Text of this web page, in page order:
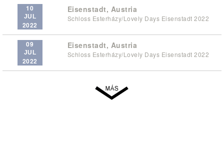
10
JUL
2022
Eisenstadt, Austria
Schloss Esterházy/Lovely Days Eisenstadt 2022
09
JUL
2022
Eisenstadt, Austria
Schloss Esterházy/Lovely Days Eisenstadt 2022